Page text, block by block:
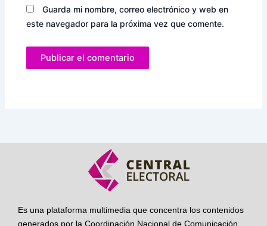
Guarda mi nombre, correo electrónico y web en
este navegador para la próxima vez que comente.
Es una plataforma multimedia que concentra los contenidos
generados por la Coordinación Nacional de Comunicación